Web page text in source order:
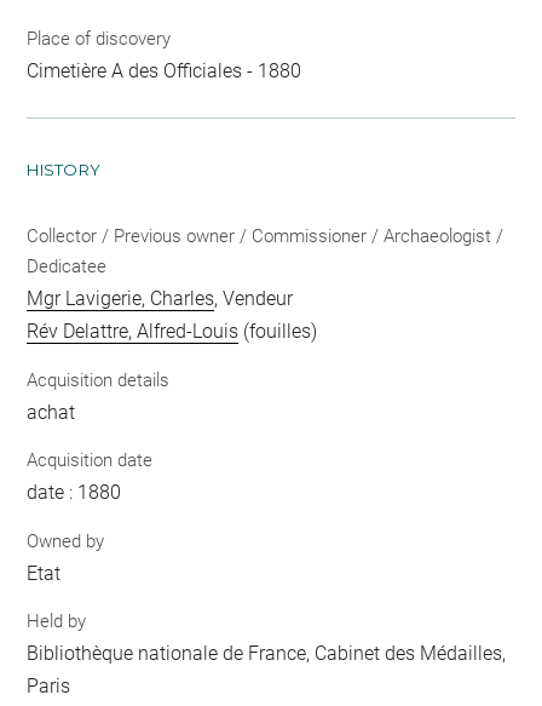
Place of discovery
Cimetière A des Officiales - 1880
HISTORY
Collector / Previous owner / Commissioner / Archaeologist /
Dedicatee
Mgr Lavigerie, Charles, Vendeur
Rév Delattre, Alfred-Louis (fouilles)
Acquisition details
achat
Acquisition date
date : 1880
Owned by
Etat
Held by
Bibliothèque nationale de France, Cabinet des Médailles,
Paris